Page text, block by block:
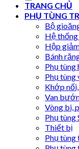
TRANG CHỦ
PHỤ TÙNG
Bộ
Hệ
Hộp
Bánh
Phụ
Phụ
Khớp
Van
Vòng bi,
Phụ tùng
Thiết bị
Phụ